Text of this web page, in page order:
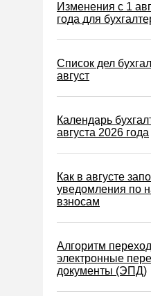
Туристический
Водный налог
Экологический
Налог на
Акцизы
Возврат и
Налоговые
Статистика
Самозанятые
Изменения с 1
года для
Список дел
август
Календарь
августа 2026 года
Как в августе
уведомления по
взносам
Алгоритм
электронные
документы (ЭПД)